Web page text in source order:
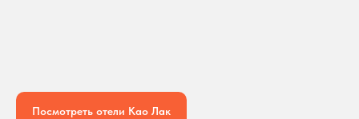
Посмотреть отели Као Лак